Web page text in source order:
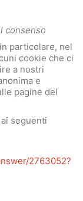
consenso
particolare, nel
cookie che ci
a nostri
e
pagine del
seguenti
2763052?